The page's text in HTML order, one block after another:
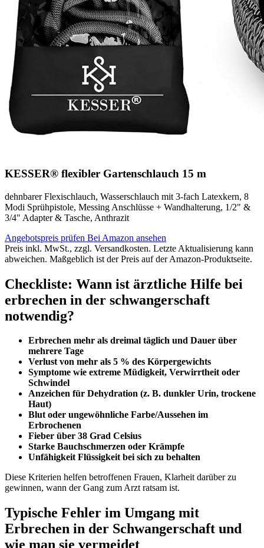
KESSER® flexibler Gartenschlauch 15 m
dehnbarer Flexischlauch, Wasserschlauch mit 3-fach Latexkern, 8
Modi Sprühpistole, Messing Anschlüsse + Wandhalterung, 1/2" &
3/4" Adapter & Tasche, Anthrazit
Angebotspreis prüfen Bei Amazon ansehen
Preis inkl. MwSt., zzgl. Versandkosten. Letzte Aktualisierung kann
abweichen. Maßgeblich ist der Preis auf der Amazon-Produktseite.
Checkliste: Wann ist ärztliche Hilfe bei
erbrechen in der schwangerschaft
notwendig?
Erbrechen mehr als dreimal täglich und Dauer über
mehrere Tage
Verlust von mehr als 5 % des Körpergewichts
Symptome wie extreme Müdigkeit, Verwirrtheit oder
Schwindel
Anzeichen für Dehydration (z. B. dunkler Urin, trockene
Haut)
Blut oder ungewöhnliche Farbe/Aussehen im
Erbrochenen
Fieber über 38 Grad Celsius
Starke Bauchschmerzen oder Krämpfe
Unfähigkeit Flüssigkeit bei sich zu behalten
Diese Kriterien helfen betroffenen Frauen, Klarheit darüber zu
gewinnen, wann der Gang zum Arzt ratsam ist.
Typische Fehler im Umgang mit
Erbrechen in der Schwangerschaft und
wie man sie vermeidet